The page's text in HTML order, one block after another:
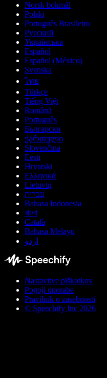
Norsk bokmål
Polski
Português Brasileiro
Русский
Українська
Español
Español (México)
Svenska
ไทย
Türkçe
Tiếng Việt
Română
Português
Български
ქართული
Slovenčina
Eesti
Hrvatski
Ελληνικά
Lietuvių
עברית
Bahasa Indonesia
বাংলা
Català
Bahasa Melayu
اردو
Nastavitve piškotkov
Pogoji uporabe
Pravilnik o zasebnosti
© Speechify Inc 2026